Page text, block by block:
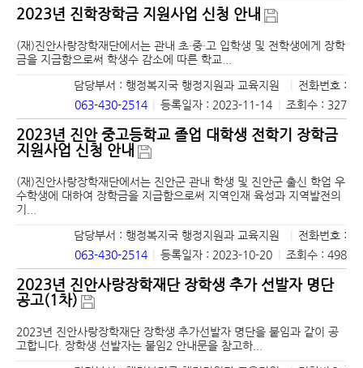
2023년 진학장학금 지원사업 신청 안내
(재)진안사랑장학재단에서는 관내 초·중·고 입학생 및 전학생에게 장학
금을 지급함으로써 학생수 감소에 따른 학교...
담당부서 : 행정복지국 행정지원과 교육지원
전화번호 :
063-430-2514
등록일자 : 2023-11-14 조회수 : 327
2023년 진안 중고등학교 졸업 대학생 전학기 장학금
지원사업 신청 안내
(재)진안사랑장학재단에서는 진안군 관내 학생 및 진안군 출신 학업 우
수학생에 대하여 장학금을 지급함으로써 지역인재 육성과 지역발전의
기...
담당부서 : 행정복지국 행정지원과 교육지원
전화번호 :
063-430-2514
등록일자 : 2023-10-20 조회수 : 498
2023년 진안사랑장학재단 장학생 추가 선발자 명단
공고(1차)
2023년 진안사랑장학재단 장학생 추가선발자 명단을 붙임과 같이 공
고합니다. 장학생 선발자는 붙임2 안내문을 참고하...